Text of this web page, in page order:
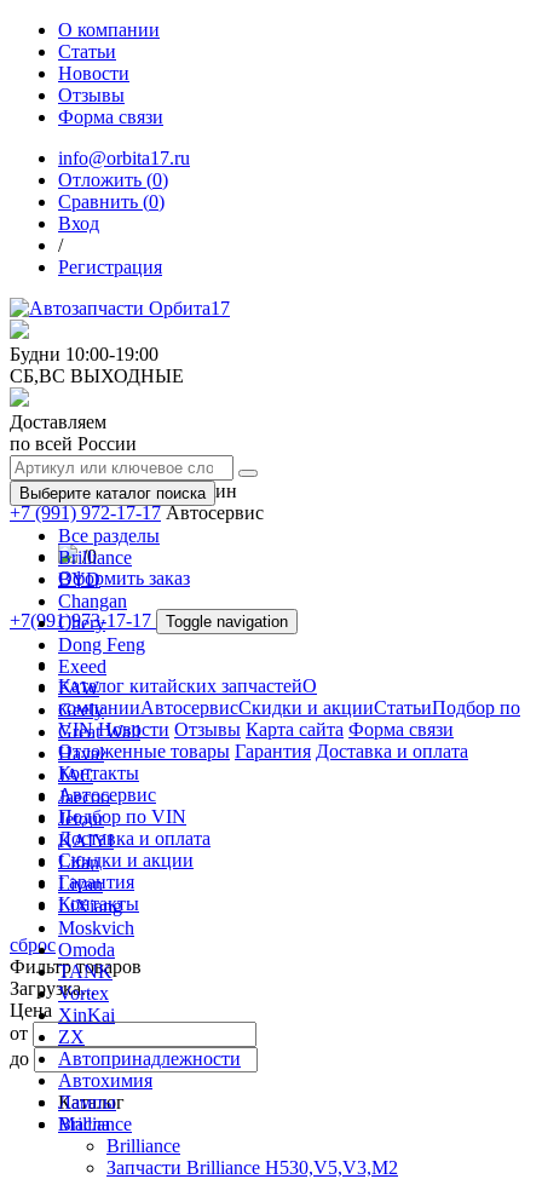
О компании
Статьи
Новости
Отзывы
Форма связи
info@orbita17.ru
Отложить (0)
Сравнить (0)
Вход
/
Регистрация
Будни 10:00-19:00
СБ,ВС ВЫХОДНЫЕ
Доставляем
по всей России
Выберите каталог поиска
Все разделы
Brilliance
BYD
Changan
Chery
Dong Feng
Exeed
FAW
Geely
Great Wall
Haval
JAC
Jaecoo
Jetour
KAIYI
Lifan
Livan
LiXiang
Moskvich
Omoda
TANK
Vortex
XinKai
ZX
Автопринадлежности
Автохимия
Лампы
Масла
+7 (991) 973-17-17Магазин
+7 (991) 972-17-17Автосервис
/0
Оформить заказ
+7(991)973-17-17 Toggle navigation
Каталог китайских запчастейО
компанииАвтосервисСкидки и акцииСтатьиПодбор по
VIN Новости Отзывы Карта сайта Форма связи
Отложенные товары Гарантия Доставка и оплата
Контакты
Автосервис
Подбор по VIN
Доставка и оплата
Скидки и акции
Гарантия
Контакты
сброс
Фильтр товаров
Загрузка...
Цена
от
до
Каталог
Brilliance
Brilliance
Запчасти Brilliance H530,V5,V3,M2